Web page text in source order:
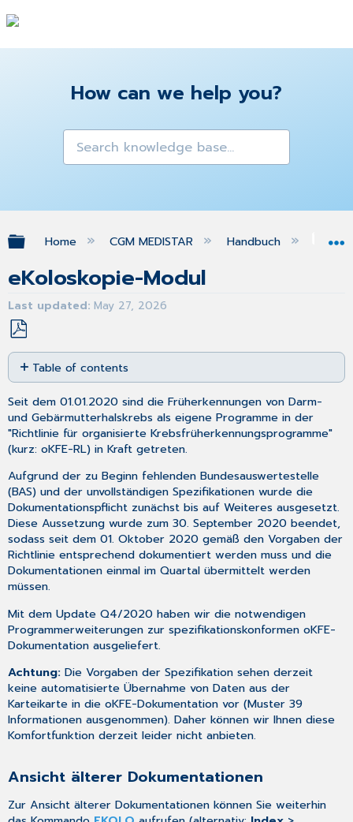
How can we help you?
Expand/collapse global hierarchy
Home CGM MEDISTAR Handbuch
eKoloskopie-Modul
Last updated May 27, 2026
Save
as
PDF
Table of contents
älterer
Dokumentationen
Seit dem 01.01.2020 sind die Früherkennungen von Darm-
und Gebärmutterhalskrebs als eigene Programme in der
"Richtlinie für organisierte Krebsfrüherkennungsprogramme"
(kurz: oKFE-RL) in Kraft getreten.
Aufgrund der zu Beginn fehlenden Bundesauswertestelle
(BAS) und der unvollständigen Spezifikationen wurde die
Dokumentationspflicht zunächst bis auf Weiteres ausgesetzt.
Diese Aussetzung wurde zum 30. September 2020 beendet,
sodass seit dem 01. Oktober 2020 gemäß den Vorgaben der
Richtlinie entsprechend dokumentiert werden muss und die
Dokumentationen einmal im Quartal übermittelt werden
müssen.
Mit dem Update Q4/2020 haben wir die notwendigen
Programmerweiterungen zur spezifikationskonformen oKFE-
Dokumentation ausgeliefert.
Achtung:Die Vorgaben der Spezifikation sehen derzeit
keine automatisierte Übernahme von Daten aus der
Karteikarte in die oKFE-Dokumentation vor (Muster 39
Informationen ausgenommen). Daher können wir Ihnen diese
Komfortfunktion derzeit leider nicht anbieten.
Ansicht älterer Dokumentationen
Zur Ansicht älterer Dokumentationen können Sie weiterhin